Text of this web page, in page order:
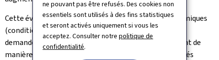
ne pouvant pas être refusés. Des cookies non
essentiels sont utilisés à des fins statistiques
et seront activés uniquement si vous les
acceptez. Consulter notrepolitique de
confidentialité.
Cette évolution suggère que les facteurs macroéconomiques
(conditions de financement, inflation, évolution de la
demande) ont dominé les dynamiques locales, affectant de
manière relativement uniforme l'ensemble des marchés